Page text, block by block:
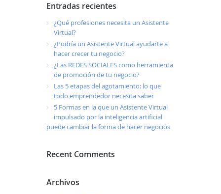
Entradas recientes
¿Qué profesiones necesita un Asistente
Virtual?
¿Podría un Asistente Virtual ayudarte a
hacer crecer tu negocio?
¿Las REDES SOCIALES como herramienta
de promoción de tu negocio?
Las 5 etapas del agotamiento: lo que
todo emprendedor necesita saber
5 Formas en la que un Asistente Virtual
impulsado por la inteligencia artificial
puede cambiar la forma de hacer negocios
Recent Comments
Archivos